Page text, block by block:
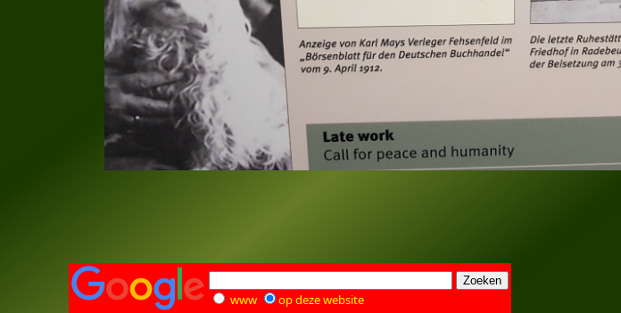
www op deze website